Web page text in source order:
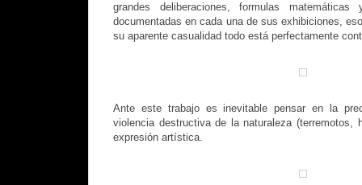
grandes deliberaciones, formulas
documentadas en cada una de sus exhibiciones,
su aparente casualidad todo está perfectamente
Ante este trabajo es inevitable pensar en la
violencia destructiva de la naturaleza (terremotos,
expresión artística.